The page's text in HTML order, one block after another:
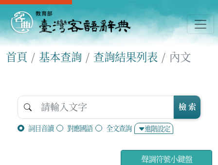
首頁 基本查詢 查詢結果列表 內文
詞目音讀 對應國語 全文查詢 進階設定
檢 索
聲調符號小鍵盤